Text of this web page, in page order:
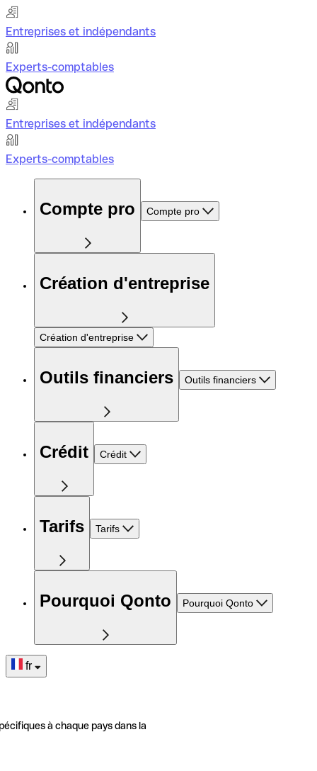
Entreprises et indépendants
Experts-comptables
Entreprises et indépendants
Experts-comptables
Compte pro Compte pro
Création d'entreprise
Création d'entreprise
Outils financiers Outils financiers
Crédit Crédit
Tarifs Tarifs
Pourquoi Qonto Pourquoi Qonto
fr
à chaque pays dans la